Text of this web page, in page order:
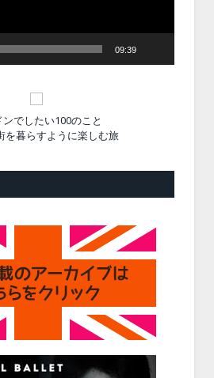
09:39
ンでしたい100のこと
を暮らすように楽しむ旅